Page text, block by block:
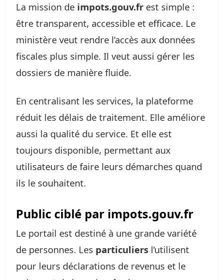
La mission de impots.gouv.fr est simple :
être transparent, accessible et efficace. Le
ministère veut rendre l’accès aux données
fiscales plus simple. Il veut aussi gérer les
dossiers de manière fluide.
En centralisant les services, la plateforme
réduit les délais de traitement. Elle améliore
aussi la qualité du service. Et elle est
toujours disponible, permettant aux
utilisateurs de faire leurs démarches quand
ils le souhaitent.
Public ciblé par impots.gouv.fr
Le portail est destiné à une grande variété
de personnes. Les particuliers l’utilisent
pour leurs déclarations de revenus et le